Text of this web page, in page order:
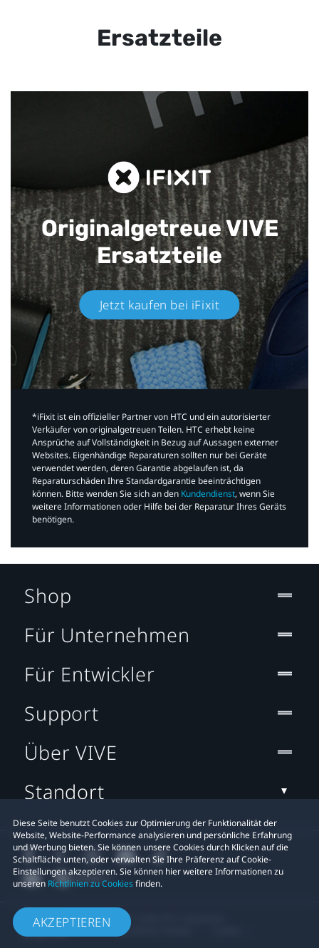
Ersatzteile
Originalgetreue VIVE
Ersatzteile
Jetzt kaufen bei iFixit​
*iFixit ist ein offizieller Partner von HTC und ein autorisierter
Verkäufer von originalgetreuen Teilen. HTC erhebt keine
Ansprüche auf Vollständigkeit in Bezug auf Aussagen externer
Websites. Eigenhändige Reparaturen sollten nur bei Geräte
verwendet werden, deren Garantie abgelaufen ist, da
Reparaturschäden Ihre Standardgarantie beeinträchtigen
können. Bitte wenden Sie sich an den Kundendienst, wenn Sie
weitere Informationen oder Hilfe bei der Reparatur Ihres Geräts
benötigen.​
Diese Seite benutzt Cookies zur Optimierung der Funktionalität der
Website, Website-Performance analysieren und persönliche Erfahrung
und Werbung bieten. Sie können unsere Cookies durch Klicken auf die
Schaltfläche unten, oder verwalten Sie Ihre Präferenz auf Cookie-
Einstellungen akzeptieren. Sie können hier weitere Informationen zu
unseren Richtlinien zu Cookiesfinden.
AKZEPTIEREN
Shop
Für Unternehmen
Für Entwickler
Support
Über VIVE
Standort
© 2011-2026 HTC Corporation
Rechtlicher Hinweis